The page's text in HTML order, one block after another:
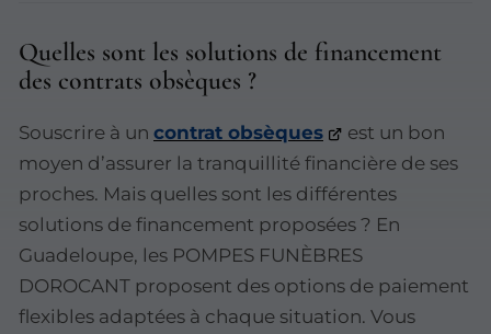
Quelles sont les solutions de financement
des contrats obsèques ?
Souscrire à un contrat obsèques
est un bon
moyen d’assurer la tranquillité financière de ses
proches. Mais quelles sont les différentes
solutions de financement proposées ? En
Guadeloupe, les POMPES FUNÈBRES
DOROCANT proposent des options de paiement
flexibles adaptées à chaque situation. Vous